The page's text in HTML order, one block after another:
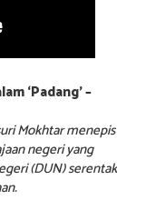
‘Padang’ –
Mokhtar menepis
negeri yang
(DUN) serentak